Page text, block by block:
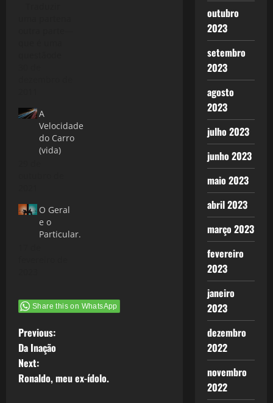
Gullar) Muito
difícil
escrever um
último artigo
de temas que
comecei, as
reformulações
e caminhos
encontrado
um formato
A
Velocidade
do Carro
(vida)
O Geral
e o
Particular.
Share this on WhatsApp
P
o
s
Previous:
Da Inação
Next:
Ronaldo, meu ex-ídolo.
outubro
2023
setembro
2023
agosto
2023
julho 2023
junho 2023
maio 2023
abril 2023
março 2023
fevereiro
2023
janeiro
2023
dezembro
2022
novembro
2022